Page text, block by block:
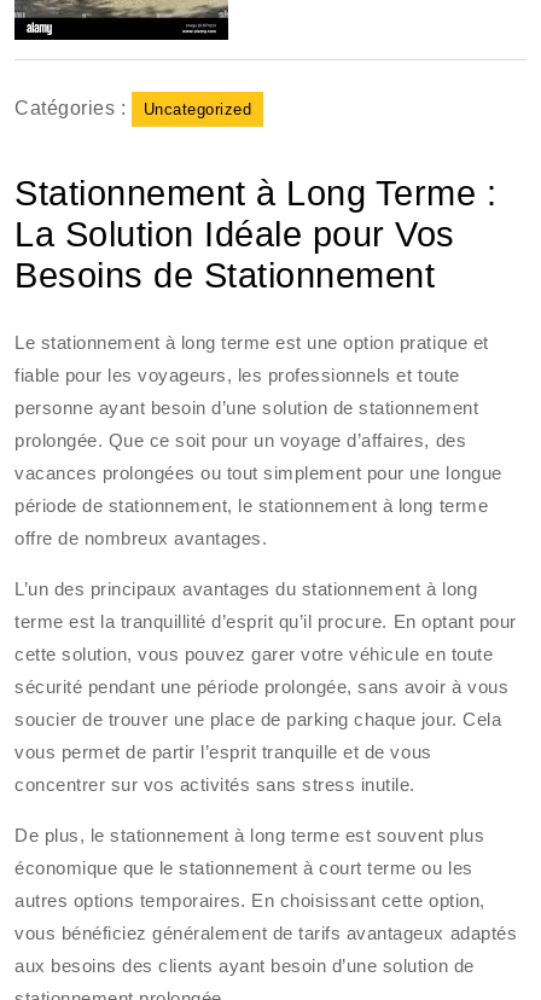
Catégories : Uncategorized
Stationnement à Long Terme :
La Solution Idéale pour Vos
Besoins de Stationnement
Le stationnement à long terme est une option pratique et
fiable pour les voyageurs, les professionnels et toute
personne ayant besoin d’une solution de stationnement
prolongée. Que ce soit pour un voyage d’affaires, des
vacances prolongées ou tout simplement pour une longue
période de stationnement, le stationnement à long terme
offre de nombreux avantages.
L’un des principaux avantages du stationnement à long
terme est la tranquillité d’esprit qu’il procure. En optant pour
cette solution, vous pouvez garer votre véhicule en toute
sécurité pendant une période prolongée, sans avoir à vous
soucier de trouver une place de parking chaque jour. Cela
vous permet de partir l’esprit tranquille et de vous
concentrer sur vos activités sans stress inutile.
De plus, le stationnement à long terme est souvent plus
économique que le stationnement à court terme ou les
autres options temporaires. En choisissant cette option,
vous bénéficiez généralement de tarifs avantageux adaptés
aux besoins des clients ayant besoin d’une solution de